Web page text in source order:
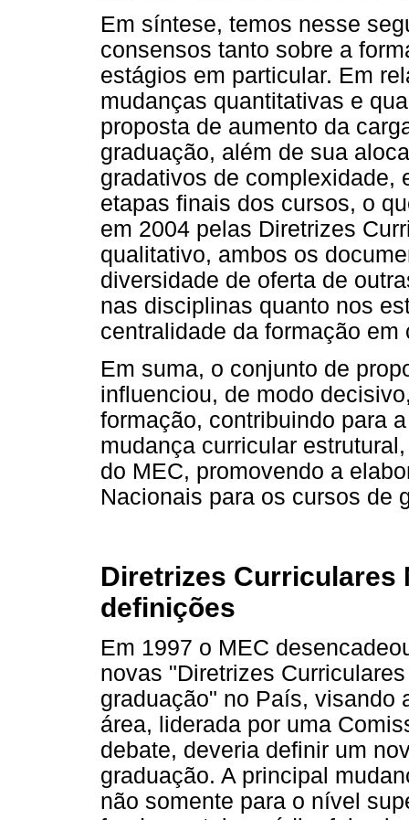
Em síntese, temos nesse
consensos tanto sobre a
estágios em particular. Em
mudanças quantitativas e
proposta de aumento da
graduação, além de sua
gradativos de complexidade,
etapas finais dos cursos, o
em 2004 pelas Diretrizes
qualitativo, ambos os
diversidade de oferta de
nas disciplinas quanto nos
centralidade da formação em
Em suma, o conjunto de
influenciou, de modo
formação, contribuindo para
mudança curricular
do MEC, promovendo a
Nacionais para os cursos de
Diretrizes Curriculares
definições
Em 1997 o MEC
novas "Diretrizes
graduação" no País, visando
área, liderada por uma
debate, deveria definir um
graduação. A principal
não somente para o nível